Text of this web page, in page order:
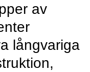
av
långvariga